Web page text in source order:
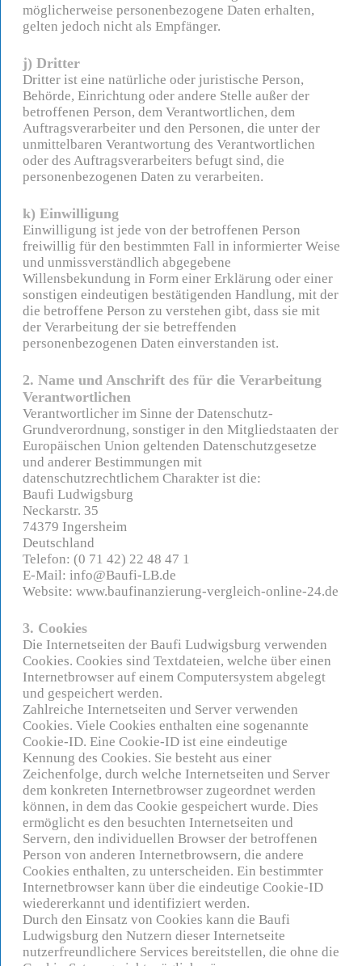
möglicherweise personenbezogene Daten erhalten,
gelten jedoch nicht als Empfänger.
j) Dritter
Dritter ist eine natürliche oder juristische Person,
Behörde, Einrichtung oder andere Stelle außer der
betroffenen Person, dem Verantwortlichen, dem
Auftragsverarbeiter und den Personen, die unter der
unmittelbaren Verantwortung des Verantwortlichen
oder des Auftragsverarbeiters befugt sind, die
personenbezogenen Daten zu verarbeiten.
k) Einwilligung
Einwilligung ist jede von der betroffenen Person
freiwillig für den bestimmten Fall in informierter Weise
und unmissverständlich abgegebene
Willensbekundung in Form einer Erklärung oder einer
sonstigen eindeutigen bestätigenden Handlung, mit der
die betroffene Person zu verstehen gibt, dass sie mit
der Verarbeitung der sie betreffenden
personenbezogenen Daten einverstanden ist.
2. Name und Anschrift des für die Verarbeitung
Verantwortlichen
Verantwortlicher im Sinne der Datenschutz-
Grundverordnung, sonstiger in den Mitgliedstaaten der
Europäischen Union geltenden Datenschutzgesetze
und anderer Bestimmungen mit
datenschutzrechtlichem Charakter ist die:
Baufi Ludwigsburg
Neckarstr. 35
74379 Ingersheim
Deutschland
Telefon: (0 71 42) 22 48 47 1
E-Mail: info@Baufi-LB.de
Website: www.baufinanzierung-vergleich-online-24.de
3. Cookies
Die Internetseiten der Baufi Ludwigsburg verwenden
Cookies. Cookies sind Textdateien, welche über einen
Internetbrowser auf einem Computersystem abgelegt
und gespeichert werden.
Zahlreiche Internetseiten und Server verwenden
Cookies. Viele Cookies enthalten eine sogenannte
Cookie-ID. Eine Cookie-ID ist eine eindeutige
Kennung des Cookies. Sie besteht aus einer
Zeichenfolge, durch welche Internetseiten und Server
dem konkreten Internetbrowser zugeordnet werden
können, in dem das Cookie gespeichert wurde. Dies
ermöglicht es den besuchten Internetseiten und
Servern, den individuellen Browser der betroffenen
Person von anderen Internetbrowsern, die andere
Cookies enthalten, zu unterscheiden. Ein bestimmter
Internetbrowser kann über die eindeutige Cookie-ID
wiedererkannt und identifiziert werden.
Durch den Einsatz von Cookies kann die Baufi
Ludwigsburg den Nutzern dieser Internetseite
nutzerfreundlichere Services bereitstellen, die ohne die